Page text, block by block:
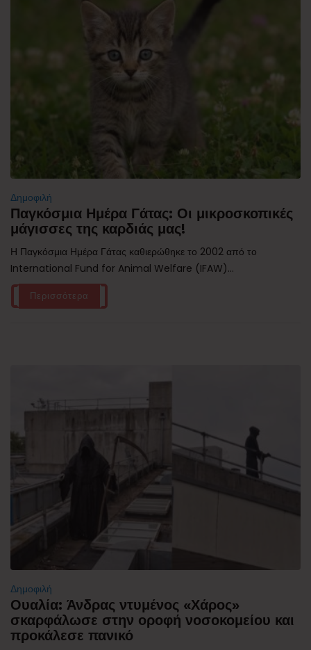
Δημοφιλή
Παγκόσμια Ημέρα Γάτας: Οι μικροσκοπικές
μάγισσες της καρδιάς μας!
Η Παγκόσμια Ημέρα Γάτας καθιερώθηκε το 2002 από το
International Fund for Animal Welfare (IFAW)...
Περισσότερα
Δημοφιλή
Ουαλία: Άνδρας ντυμένος «Χάρος»
σκαρφάλωσε στην οροφή νοσοκομείου και
προκάλεσε πανικό